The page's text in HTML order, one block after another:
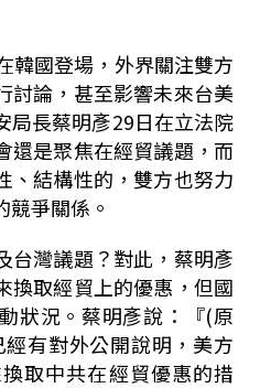
韓國登場，外界關注雙方
討論，甚至影響未來台美
局長蔡明彥29日在立法院
還是聚焦在經貿議題，而
、結構性的，雙方也努力
爭關係。
台灣議題？對此，蔡明彥
換取經貿上的優惠，但國
狀況。蔡明彥說：『(原
有對外公開說明，美方
取中共在經貿優惠的措